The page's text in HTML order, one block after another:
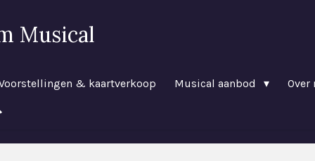
Musical
& kaartverkoop Musical aanbod Over